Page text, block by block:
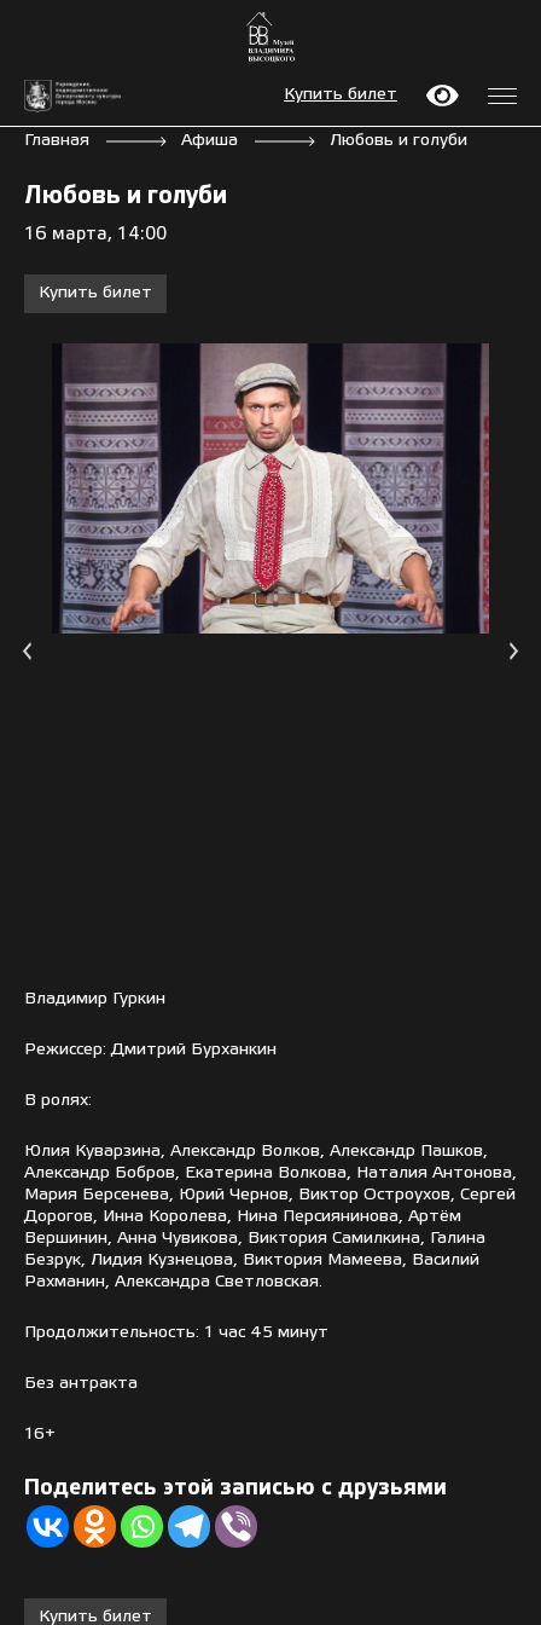
Купить билет
Главная Афиша Любовь и голуби
Любовь и голуби
16 марта, 14:00
Купить билет
Владимир Гуркин
Режиссер: Дмитрий Бурханкин
В ролях:
Юлия Куварзина, Александр Волков, Александр Пашков,
Александр Бобров, Екатерина Волкова, Наталия Антонова,
Мария Берсенева, Юрий Чернов, Виктор Остроухов, Сергей
Дорогов, Инна Королева, Нина Персиянинова, Артём
Вершинин, Анна Чувикова, Виктория Самилкина, Галина
Безрук, Лидия Кузнецова, Виктория Мамеева, Василий
Рахманин, Александра Светловская.
Продолжительность: 1 час 45 минут
Без антракта
16+
Поделитесь этой записью с друзьями
Купить билет